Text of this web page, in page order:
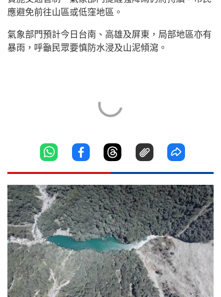
應避免前往山區或低窪地區。
氣象部門預計今日台南、高雄及屏東，局部地區亦有
暴雨，呼籲民眾要慎防水浸及山泥傾瀉。